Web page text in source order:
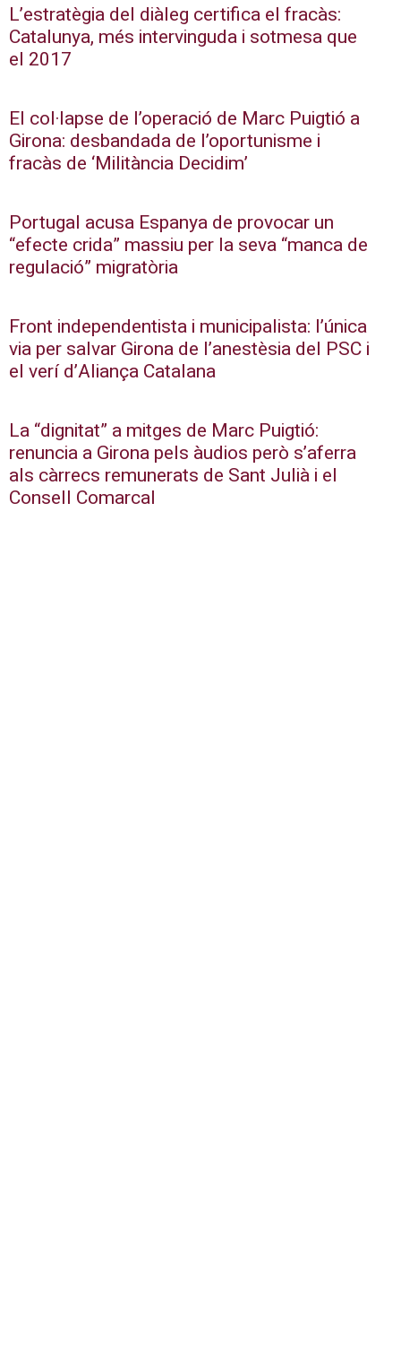
L’estratègia del diàleg certifica el fracàs:
Catalunya, més intervinguda i sotmesa que
el 2017
El col·lapse de l’operació de Marc Puigtió a
Girona: desbandada de l’oportunisme i
fracàs de ‘Militància Decidim’
Portugal acusa Espanya de provocar un
“efecte crida” massiu per la seva “manca de
regulació” migratòria
Front independentista i municipalista: l’única
via per salvar Girona de l’anestèsia del PSC i
el verí d’Aliança Catalana
La “dignitat” a mitges de Marc Puigtió:
renuncia a Girona pels àudios però s’aferra
als càrrecs remunerats de Sant Julià i el
Consell Comarcal